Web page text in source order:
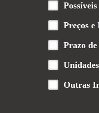
Preços e
Prazo
Outras